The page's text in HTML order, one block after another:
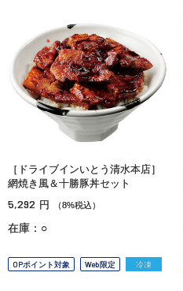
［ドライブインいとう清水本店］
網焼き風＆十勝豚丼セット
5,292 円 （8%税込）
在庫：○
OPポイント対象 Web限定 冷凍